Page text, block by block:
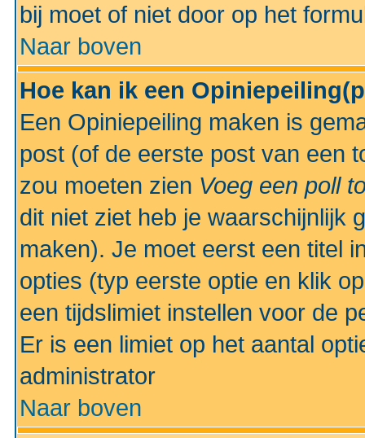
bij moet of niet door op het
Naar boven
Hoe kan ik een
Een Opiniepeiling maken is
post (of de eerste post van een
zou moeten zien Voeg een poll
dit niet ziet heb je waarschijnlijk
maken). Je moet eerst een titel
opties (typ eerste optie en klik
een tijdslimiet instellen voor de
Er is een limiet op het aantal
administrator
Naar boven